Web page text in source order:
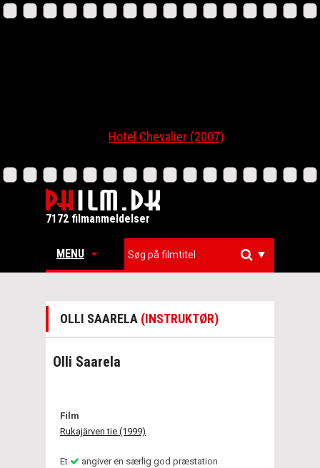
Hotel Chevalier (2007)
7172 filmanmeldelser
MENU ▼
OLLI SAARELA (INSTRUKTØR)
Olli Saarela
Film
Rukajärven tie (1999)
Et
angiver en særlig god præstation